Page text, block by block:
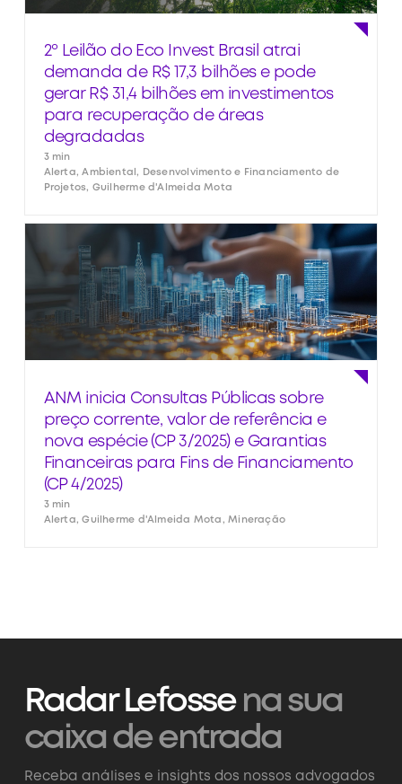
2º Leilão do Eco Invest Brasil atrai
demanda de R$ 17,3 bilhões e pode
gerar R$ 31,4 bilhões em investimentos
para recuperação de áreas
degradadas
3 min
Alerta, Ambiental, Desenvolvimento e Financiamento de
Projetos, Guilherme d'Almeida Mota
ANM inicia Consultas Públicas sobre
preço corrente, valor de referência e
nova espécie (CP 3/2025) e Garantias
Financeiras para Fins de Financiamento
(CP 4/2025)
3 min
Alerta, Guilherme d'Almeida Mota, Mineração
Radar Lefossena sua
caixa de entrada
Receba análises e insights dos nossos advogados